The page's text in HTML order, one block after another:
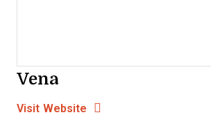
Vena
Visit Website Opens New Window